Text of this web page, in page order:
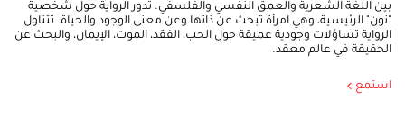
بين اللغة الشعرية والعمق النفسي والفلسفي. تدور الرواية حول شخصية
"نون" الرئيسية، وهي امرأة تبحث عن ذاتها وعن معنى الوجود والحياة. تتناول
الرواية تساؤلات وجودية عميقة حول الحب، الفقد، الموت، الإيمان، والبحث عن
الحقيقة في عالم معقد.
استمع